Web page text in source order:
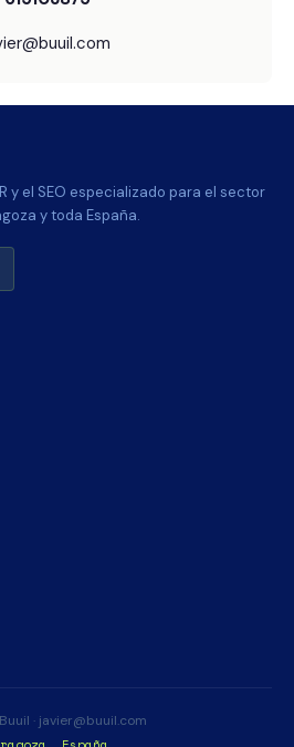
y el SEO especializado para el sector
y toda España.
· javier@buuil.com